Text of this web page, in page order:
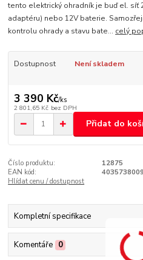
tento elektrický ohradník je buď el. síť
adaptéru) nebo 12V baterie.
kontrolu ohrady a stavu bate... celý
Dostupnost Není skladem
3 390 Kč/ks
2 801,65 Kč bez DPH
Přidat do
Číslo produktu:
12875
EAN kód:
Hlídat cenu / dostupnost
Kompletní specifikace
Komentáře 0